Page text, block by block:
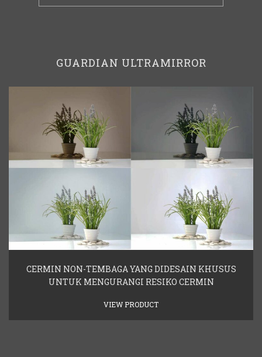
GUARDIAN ULTRAMIRROR
CERMIN NON-TEMBAGA YANG DIDESAIN KHUSUS
UNTUK MENGURANGI RESIKO CERMIN
VIEW PRODUCT